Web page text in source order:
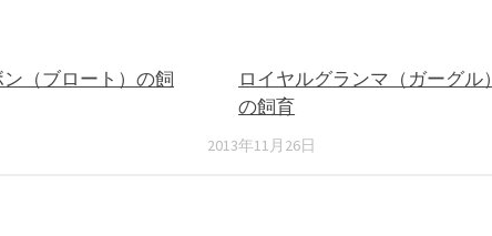
（ブロート）の飼
ロイヤルグランマ（ガーグル）
の飼育
2013年11月26日